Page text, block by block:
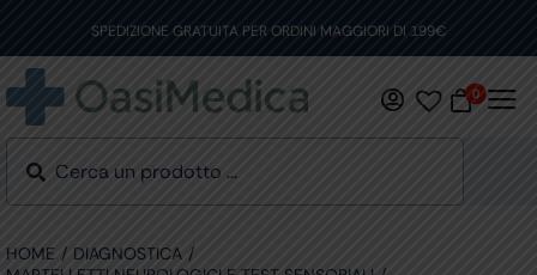
content
SPEDIZIONE GRATUITA PER ORDINI MAGGIORI DI 199€
0
HOME
DIAGNOSTICA